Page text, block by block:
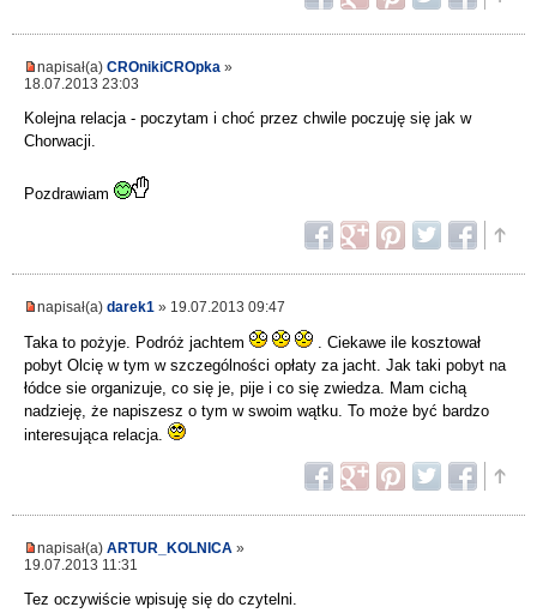
napisał(a) CROnikiCROpka »
18.07.2013 23:03
Kolejna relacja - poczytam i choć przez chwile poczuję się jak w
Chorwacji.
Pozdrawiam
napisał(a) darek1 » 19.07.2013 09:47
Taka to pożyje. Podróż jachtem
. Ciekawe ile kosztował
pobyt Olcię w tym w szczególności opłaty za jacht. Jak taki pobyt na
łódce sie organizuje, co się je, pije i co się zwiedza. Mam cichą
nadzieję, że napiszesz o tym w swoim wątku. To może być bardzo
interesująca relacja.
napisał(a) ARTUR_KOLNICA »
19.07.2013 11:31
Tez oczywiście wpisuję się do czytelni.